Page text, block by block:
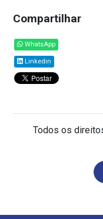
Compartilhar
WhatsApp
Linkedin
Todos os